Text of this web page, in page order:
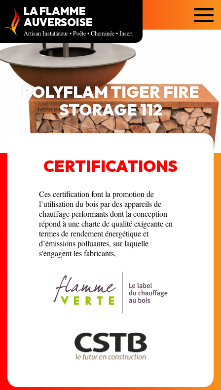
LA FLAMME
AUVERSOISE
Artisan Installateur • Poêle • Cheminée • Insert
Menu
POLYFLAM TIGER FIRE
STORAGE 112
CERTIFICATIONS
Ces certification font la promotion de
l’utilisation du bois par des appareils de
chauffage performants dont la conception
répond à une charte de qualité exigeante en
termes de rendement énergétique et
d’émissions polluantes, sur laquelle
s'engagent les fabricants,